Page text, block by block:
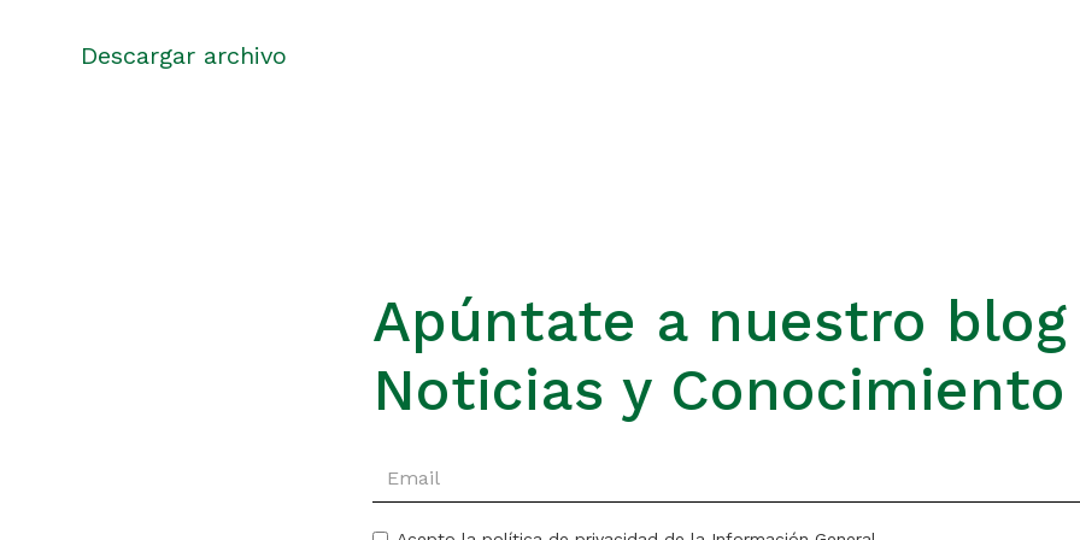
Descargar archivo
Apúntate a nuestro
Noticias y Conocimiento